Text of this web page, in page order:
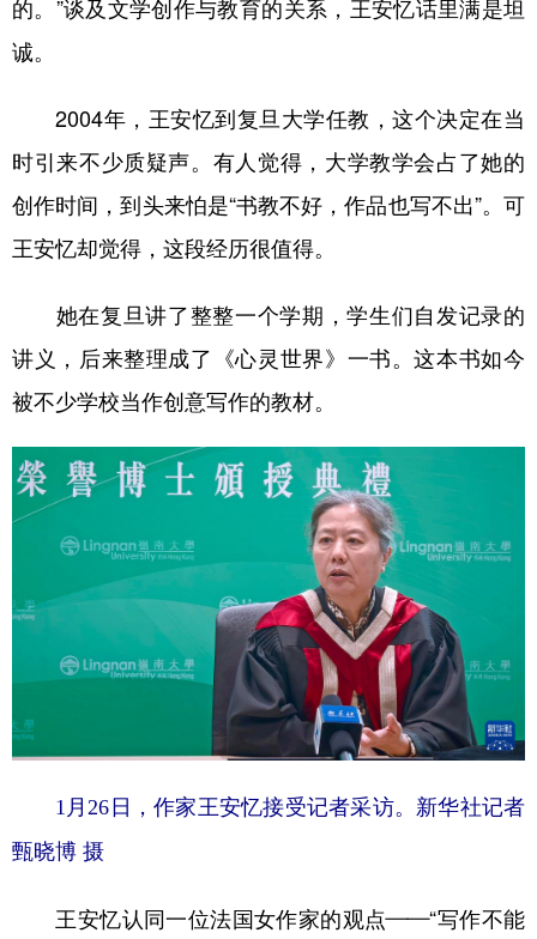
的。”谈及文学创作与教育的关系，王安忆话里满是坦
诚。
2004年，王安忆到复旦大学任教，这个决定在当
时引来不少质疑声。有人觉得，大学教学会占了她的
创作时间，到头来怕是“书教不好，作品也写不出”。可
王安忆却觉得，这段经历很值得。
她在复旦讲了整整一个学期，学生们自发记录的
讲义，后来整理成了《心灵世界》一书。这本书如今
被不少学校当作创意写作的教材。
1月26日，作家王安忆接受记者采访。新华社记者
甄晓博 摄
王安忆认同一位法国女作家的观点——“写作不能